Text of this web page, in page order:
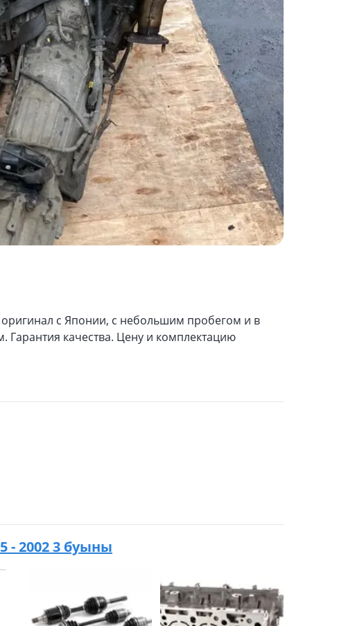
оригинал с Японии, с небольшим пробегом и в
Гарантия качества. Цену и комплектацию
- 2002 3 буыны